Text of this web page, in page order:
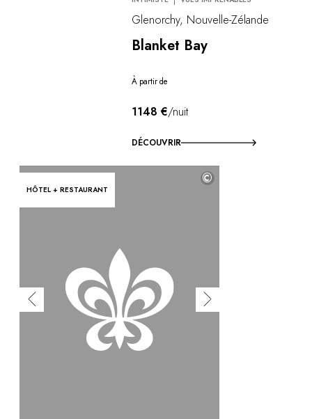
Glenorchy, Nouvelle-Zélande
Blanket Bay
À partir de
1148 €/nuit
DÉCOUVRIR
HÔTEL + RESTAURANT
©